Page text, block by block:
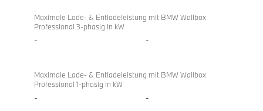
Maximale Lade- & Entladeleistung mit BMW Wallbox
Professional 3-phasig in kW
- -
Maximale Lade- & Entladeleistung mit BMW Wallbox
Professional 1-phasig in kW
- -